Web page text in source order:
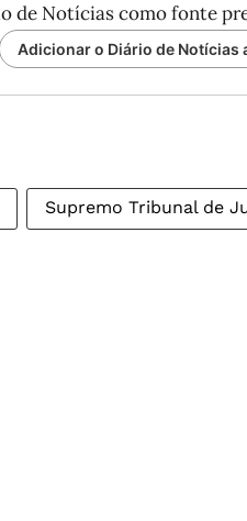
de Notícias como fonte
Adicionar o Diário de Notícias
Supremo Tribunal de